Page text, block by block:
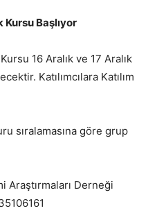
Kursu Başlıyor
16 Aralık ve 17 Aralık
Katılımcılara Katılım
sıralamasına göre grup
Araştırmaları Derneği